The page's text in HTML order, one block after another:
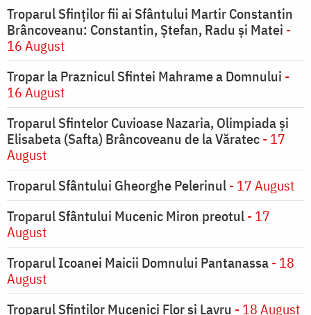
Troparul Sfinților fii ai Sfântului Martir Constantin
Brâncoveanu: Constantin, Ștefan, Radu și Matei -
16 August
Tropar la Praznicul Sfintei Mahrame a Domnului -
16 August
Troparul Sfintelor Cuvioase Nazaria, Olimpiada și
Elisabeta (Safta) Brâncoveanu de la Văratec- 17
August
Troparul Sfântului Gheorghe Pelerinul- 17 August
Troparul Sfântului Mucenic Miron preotul- 17
August
Troparul Icoanei Maicii Domnului Pantanassa- 18
August
Troparul Sfinţilor Mucenici Flor şi Lavru - 18 August